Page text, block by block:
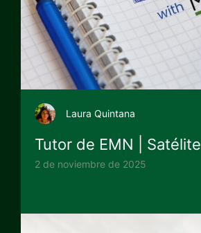
Laura Quintana
Tutor de EMN | Satélite
2 de noviembre de 2025